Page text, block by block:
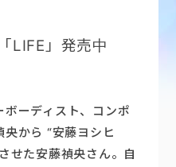
LIFE」発売中
ーディスト、コンポ
から “安藤ヨシヒ
せた安藤禎央さん。自